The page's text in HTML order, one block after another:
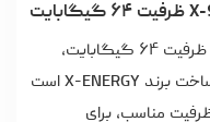
فلش مموری ایکس-انرژی مدل X-926 ظرفیت ۶۴ گیگابایت،
یکی از مدل‌های مقاوم، ساده و خوش‌ساخت برند X-ENERGY است
مناسب، برای